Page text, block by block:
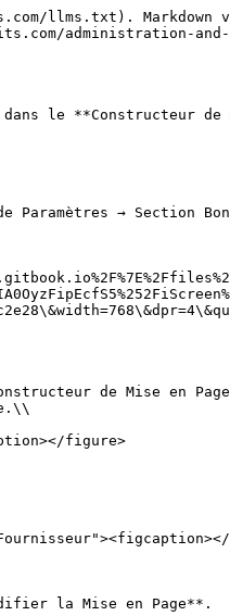
llms.txt). Markdown
administration-
le **Constructeur
→ Section
la Mise en Page**.